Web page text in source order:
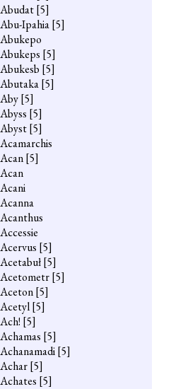
Abudat[5]
Abu-Ipahia[5]
Abukepo
Abukeps [5]
Abukesb [5]
Abutaka[5]
Aby[5]
Abyss [5]
Abyst[5]
Acamarchis
Acan[5]
Acan
Acani
Acanna
Acanthus
Accessie
Acervus [5]
Acetabuł[5]
Acetometr[5]
Aceton[5]
Acetyl[5]
Ach! [5]
Achamas [5]
Achanamadi[5]
Achar[5]
Achates [5]